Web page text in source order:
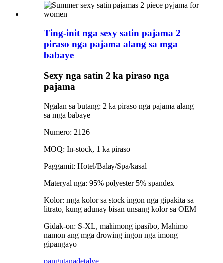
Ting-init nga sexy satin pajama 2
piraso nga pajama alang sa mga
babaye
Sexy nga satin 2 ka piraso nga
pajama
Ngalan sa butang: 2 ka piraso nga pajama alang
sa mga babaye
Numero: 2126
MOQ: In-stock, 1 ka piraso
Paggamit: Hotel/Balay/Spa/kasal
Materyal nga: 95% polyester 5% spandex
Kolor: mga kolor sa stock ingon nga gipakita sa
litrato, kung adunay bisan unsang kolor sa OEM
Gidak-on: S-XL, mahimong ipasibo, Mahimo
namon ang mga drowing ingon nga imong
gipangayo
pangutanadetalye